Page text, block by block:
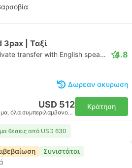
3pax | Ταξί
Daytrip private transfer with English speaking driver 4.8
Δωρεαν ακυρωση
USD 512
όχημα, όλα συμπεριλαμβανομένου
Κράτηση
θέσεις από USD 630
Συνιστάται